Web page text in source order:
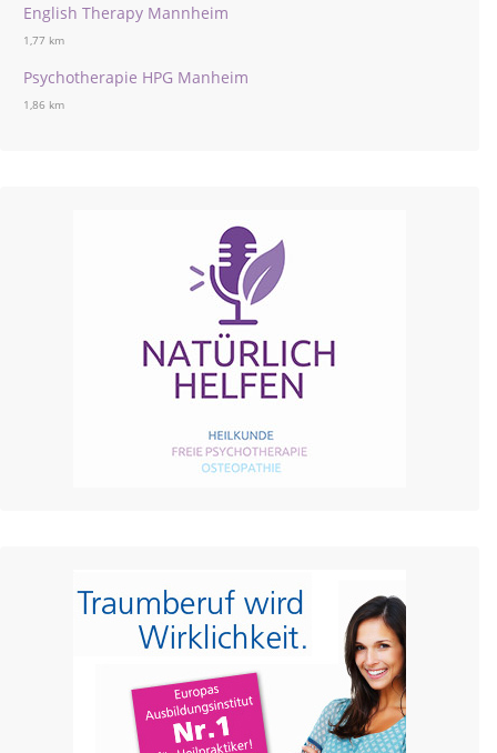
English Therapy Mannheim
1,77 km
Psychotherapie HPG Manheim
1,86 km